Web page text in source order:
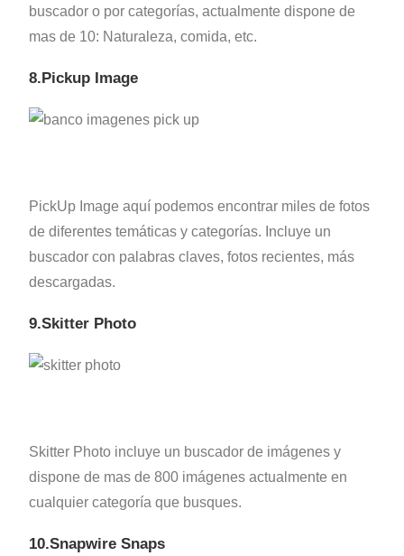
buscador o por categorías, actualmente dispone de
mas de 10: Naturaleza, comida, etc.
8.Pickup Image
PickUp Image aquí podemos encontrar miles de fotos
de diferentes temáticas y categorías. Incluye un
buscador con palabras claves, fotos recientes, más
descargadas.
9.Skitter Photo
Skitter Photo incluye un buscador de imágenes y
dispone de mas de 800 imágenes actualmente en
cualquier categoría que busques.
10.Snapwire Snaps